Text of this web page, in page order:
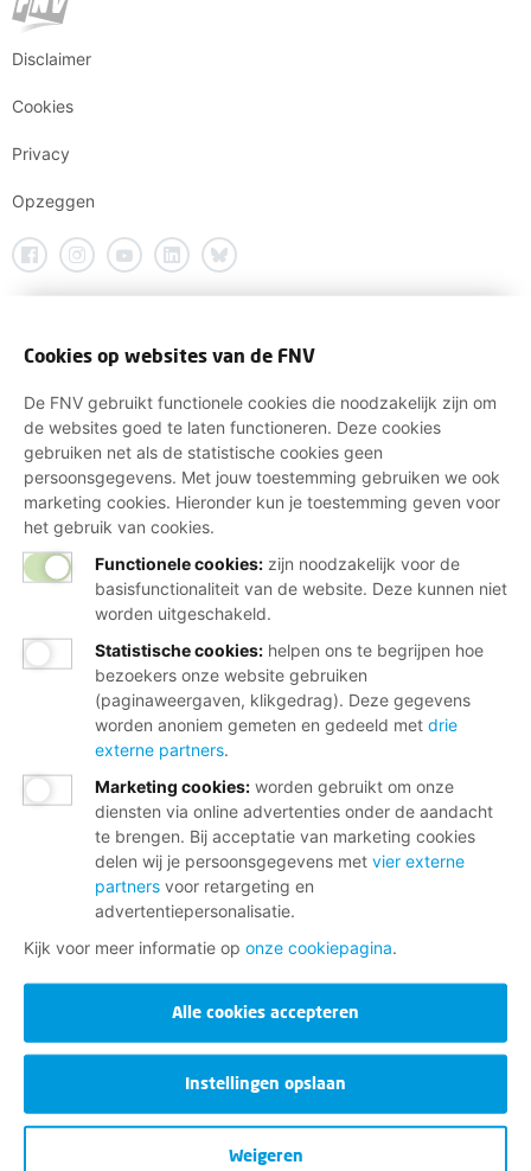
Disclaimer
Cookies
Privacy
Opzeggen
Cookies op websites van de FNV
De FNV gebruikt functionele cookies die noodzakelijk zijn om
de websites goed te laten functioneren. Deze cookies
gebruiken net als de statistische cookies geen
persoonsgegevens. Met jouw toestemming gebruiken we ook
marketing cookies. Hieronder kun je toestemming geven voor
het gebruik van cookies.
Functionele cookies: zijn noodzakelijk voor de
basisfunctionaliteit van de website. Deze kunnen niet
worden uitgeschakeld.
Statistische cookies: helpen ons te begrijpen hoe
bezoekers onze website gebruiken
(paginaweergaven, klikgedrag). Deze gegevens
worden anoniem gemeten en gedeeld met drie
externe partners.
Marketing cookies: worden gebruikt om onze
diensten via online advertenties onder de aandacht
te brengen. Bij acceptatie van marketing cookies
delen wij je persoonsgegevens met vier externe
partners voor retargeting en
advertentiepersonalisatie.
Kijk voor meer informatie op onze cookiepagina.
Alle cookies accepteren
Instellingen opslaan
Weigeren